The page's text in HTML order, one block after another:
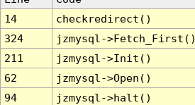
14
checkredirect()
324
jzmysql-
211
jzmysql->Init()
62
jzmysql->Open()
94
jzmysql->halt()